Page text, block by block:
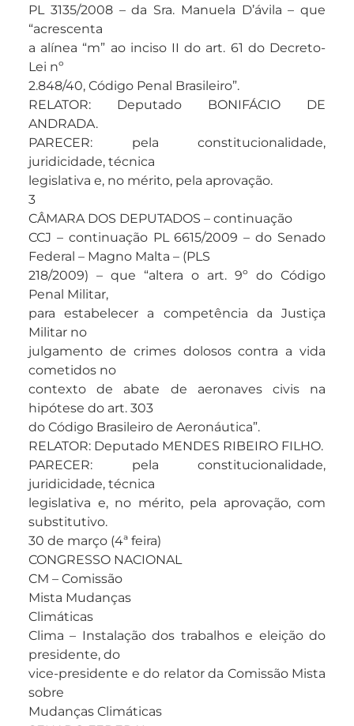
PL 3135/2008 – da Sra. Manuela D’ávila – que
“acrescenta
a alínea “m” ao inciso II do art. 61 do Decreto-
Lei nº
2.848/40, Código Penal Brasileiro”.
RELATOR: Deputado BONIFÁCIO DE
ANDRADA.
PARECER: pela constitucionalidade,
juridicidade, técnica
legislativa e, no mérito, pela aprovação.
3
CÂMARA DOS DEPUTADOS – continuação
CCJ – continuação PL 6615/2009 – do Senado
Federal – Magno Malta – (PLS
218/2009) – que “altera o art. 9º do Código
Penal Militar,
para estabelecer a competência da Justiça
Militar no
julgamento de crimes dolosos contra a vida
cometidos no
contexto de abate de aeronaves civis na
hipótese do art. 303
do Código Brasileiro de Aeronáutica”.
RELATOR: Deputado MENDES RIBEIRO FILHO.
PARECER: pela constitucionalidade,
juridicidade, técnica
legislativa e, no mérito, pela aprovação, com
substitutivo.
30 de março (4ª feira)
CONGRESSO NACIONAL
CM – Comissão
Mista Mudanças
Climáticas
Clima – Instalação dos trabalhos e eleição do
presidente, do
vice-presidente e do relator da Comissão Mista
sobre
Mudanças Climáticas